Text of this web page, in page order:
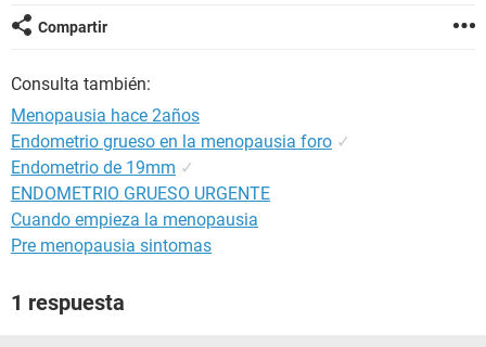
Compartir
Consulta también:
Menopausia hace 2años
Endometrio grueso en la menopausia foro ✓
Endometrio de 19mm ✓
ENDOMETRIO GRUESO URGENTE
Cuando empieza la menopausia
Pre menopausia sintomas
1 respuesta